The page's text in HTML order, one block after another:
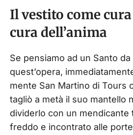
Il vestito come
cura dell’anima
Se pensiamo ad un Santo
quest’opera,
mente San Martino di Tours
tagliò a metà il suo mantello
dividerlo con un mendicante
freddo e incontrato alle